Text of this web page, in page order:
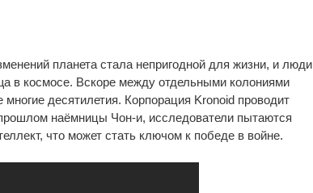
планета стала непригодной для жизни, и люди
в космосе. Вскоре между отдельными колониями
десятилетия. Корпорация Kronoid проводит
наёмницы Чон-и, исследователи пытаются
что может стать ключом к победе в войне.